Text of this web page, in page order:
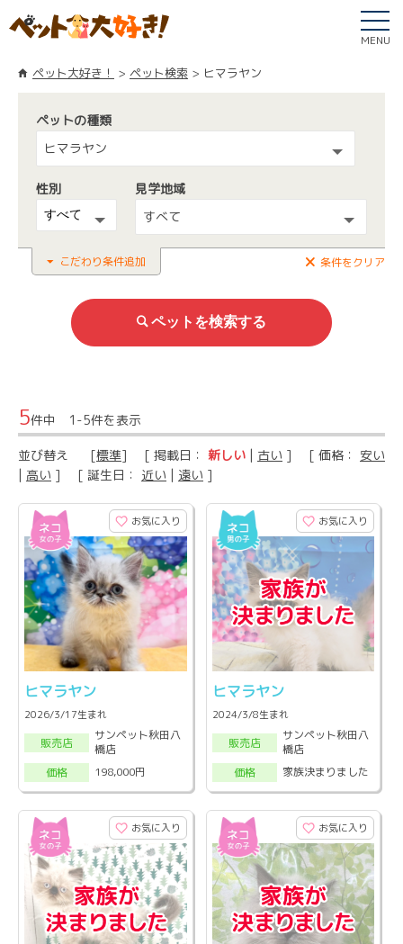
MENU
ペット大好き！ ペット検索 ヒマラヤン
ペットの種類
ヒマラヤン
性別
見学地域
すべて
こだわり条件追加 条件をクリア
5件中 1-5件を表示
並び替え [標準] [ 掲載日： 新しい | 古い ] [ 価格： 安い
| 高い ] [ 誕生日： 近い | 遠い ]
お気に入り
ヒマラヤン
2026/3/17生まれ
販売店
サンペット秋田八
橋店
価格
198,000円
お気に入り
ヒマラヤン
2024/3/8生まれ
販売店
サンペット秋田八
橋店
価格
家族決まりました
お気に入り お気に入り